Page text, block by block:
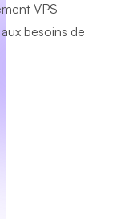
VPS
besoins de